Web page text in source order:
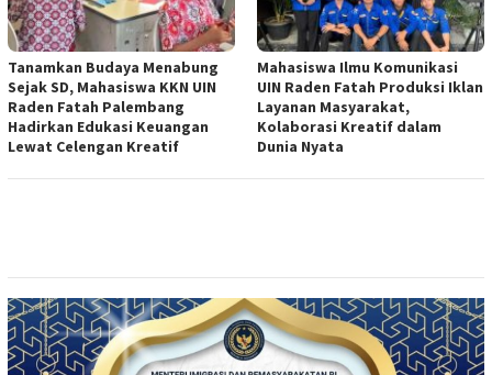
Tanamkan Budaya Menabung
Sejak SD, Mahasiswa KKN UIN
Raden Fatah Palembang
Hadirkan Edukasi Keuangan
Lewat Celengan Kreatif
Mahasiswa Ilmu Komunikasi
UIN Raden Fatah Produksi Iklan
Layanan Masyarakat,
Kolaborasi Kreatif dalam
Dunia Nyata